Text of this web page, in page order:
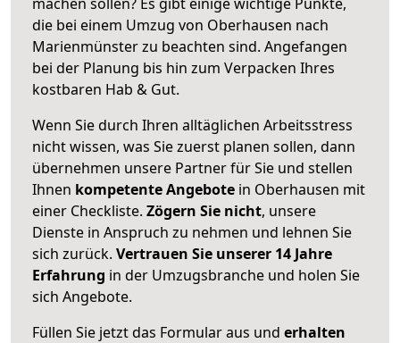
die bei einem Umzug von Oberhausen nach
Marienmünster zu beachten sind. Angefangen
bei der Planung bis hin zum Verpacken Ihres
kostbaren Hab & Gut.
Wenn Sie durch Ihren alltäglichen Arbeitsstress
nicht wissen, was Sie zuerst planen sollen, dann
übernehmen unsere Partner für Sie und stellen
Ihnen kompetente Angebote in Oberhausen mit
einer Checkliste. Zögern Sie nicht, unsere
Dienste in Anspruch zu nehmen und lehnen Sie
sich zurück. Vertrauen Sie unserer 14 Jahre
Erfahrung in der Umzugsbranche und holen Sie
sich Angebote.
Füllen Sie jetzt das Formular aus und erhalten